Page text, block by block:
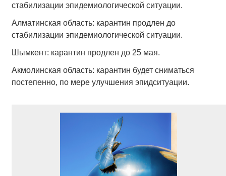
стабилизации эпидемиологической ситуации.
Алматинская область: карантин продлен до
стабилизации эпидемиологической ситуации.
Шымкент: карантин продлен до 25 мая.
Акмолинская область: карантин будет сниматься
постепенно, по мере улучшения эпидситуации.